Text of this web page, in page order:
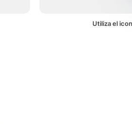
Utiliza el